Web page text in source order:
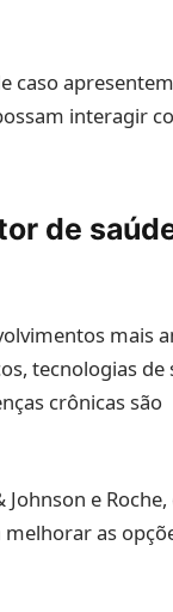
caso
interagir
de
mais
tecnologias de
crônicas são
Johnson e
as